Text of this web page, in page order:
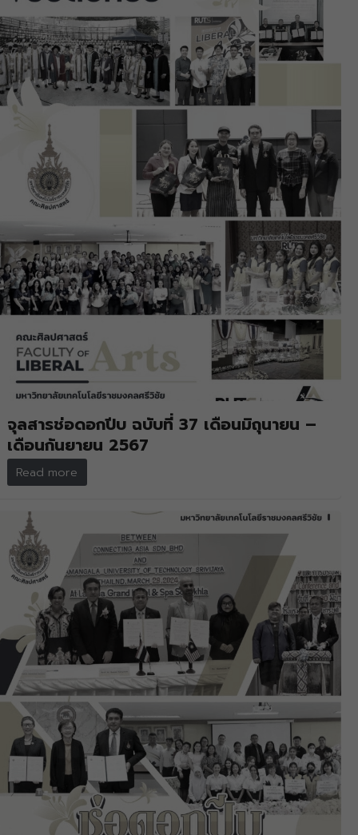
จุลสารช่อดอกปีบ ฉบับที่ 37 เดือนมิถุนายน –
เดือนกันยายน 2567
Read more